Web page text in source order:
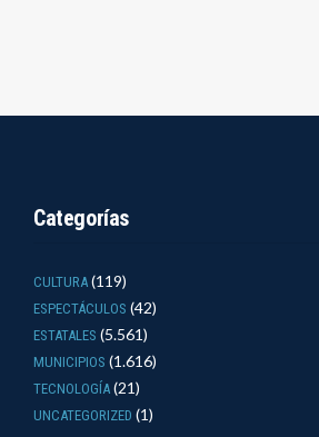
Categorías
CULTURA(119)
ESPECTÁCULOS (42)
ESTATALES (5.561)
MUNICIPIOS (1.616)
TECNOLOGÍA(21)
UNCATEGORIZED (1)